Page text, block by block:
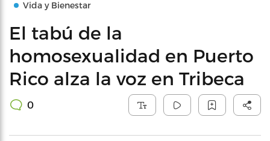
Vida y Bienestar
El tabú de la
homosexualidad en Puerto
Rico alza la voz en Tribeca
0